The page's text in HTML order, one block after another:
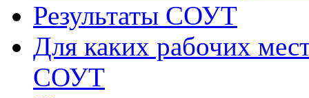
Результаты СОУТ
Для каких рабочих
СОУТ